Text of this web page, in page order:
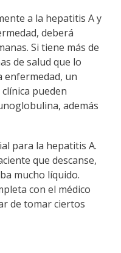
a la hepatitis A y
deberá
Si tiene más de
de salud que lo
enfermedad, un
pueden
además
para la hepatitis A.
que descanse,
mucho líquido.
con el médico
de tomar ciertos